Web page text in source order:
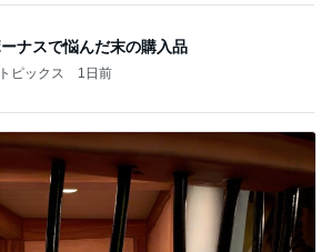
ナスで悩んだ末の購入品
ピックス 1日前